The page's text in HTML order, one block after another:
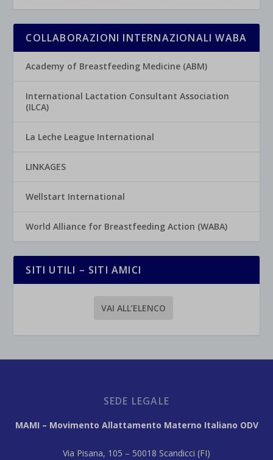
COLLABORAZIONI INTERNAZIONALI WABA
Academy of Breastfeeding Medicine (ABM)
International Lactation Consultant Association
(ILCA)
La Leche League International
LINKAGES
Wellstart International
World Alliance for Breastfeeding Action (WABA)
SITI UTILI – SITI AMICI
VAI ALL’ELENCO
SEDE LEGALE
MAMI – Movimento Allattamento Materno Italiano ODV
Via Pisana, 105 – 50018 Scandicci (FI)